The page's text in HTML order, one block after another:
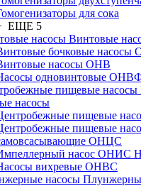
для сока
ЕЩЕ 5
Винтовые
бочковые
насосы ОНВ
одновинтовые
насосы
пищевые
пищевые
ОНЦС
насос ОНИС
вихревые ОНВС